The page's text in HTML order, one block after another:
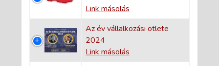
Link másolás
Az év vállalkozási ötlete
2024
Link másolás